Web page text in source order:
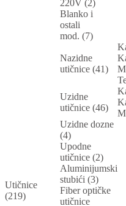
220V (2)
Blanko i
ostali
mod. (7)
Utičnice
(219)
Nazidne
utičnice (41)
Uzidne
utičnice (46)
Uzidne dozne
(4)
Upodne
utičnice (2)
Aluminijumski
stubići (3)
Fiber optičke
utičnice